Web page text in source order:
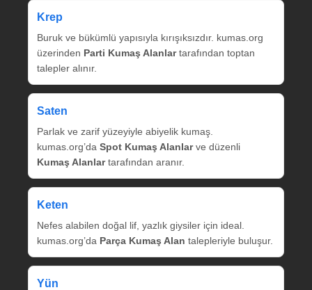
Krep
Buruk ve bükümlü yapısıyla kırışıksızdır. kumas.org
üzerinden Parti Kumaş Alanlartarafından toptan
talepler alınır.
Saten
Parlak ve zarif yüzeyiyle abiyelik kumaş.
kumas.org’da Spot Kumaş Alanlarve düzenli
Kumaş Alanlartarafından aranır.
Keten
Nefes alabilen doğal lif, yazlık giysiler için ideal.
kumas.org’da Parça Kumaş Alan talepleriyle buluşur.
Yün